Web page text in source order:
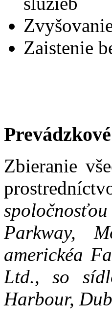
Zaistenie
Zbieranie
Parkway,
americkéa
Ltd., so
Harbour,